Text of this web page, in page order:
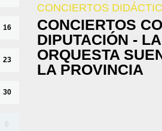
16
23
30
6
CONCIERTOS
CONCIERTOS
DIPUTACIÓN - LA
ORQUESTA
LA PROVINCIA